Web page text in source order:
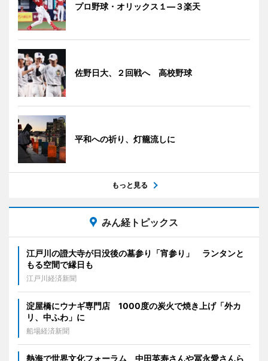
プロ野球・オリックス１―３楽天
佐野日大、２回戦へ 高校野球
平和への祈り、灯籠流しに
もっと見る
みん経トピックス
江戸川の證大寺が日没後の墓参り「宵参り」 ランタンと
もる空間で縁日も
江戸川経済新聞
淀屋橋にウナギ専門店 1000度の炭火で焼き上げ「外カ
リ、中ふわ」に
船場経済新聞
熱海で世界文化フォーラム 中田英寿さんや冨永愛さんら